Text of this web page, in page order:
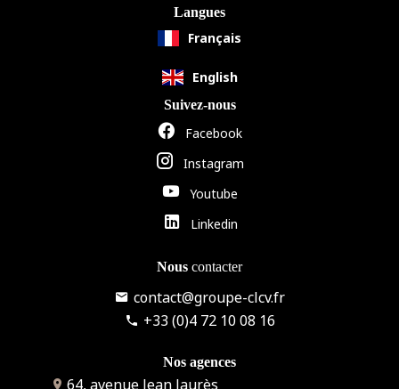
Langues
Français
English
Suivez-nous
Facebook
Instagram
Youtube
Linkedin
Nous contacter
contact@groupe-clcv.fr
+33 (0)4 72 10 08 16
Nos agences
64, avenue Jean Jaurès